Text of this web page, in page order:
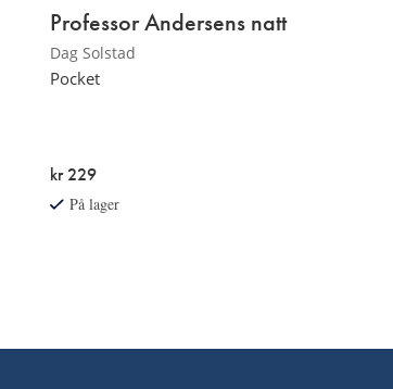
Professor Andersens natt
Dag Solstad
Pocket
kr 229
På lager